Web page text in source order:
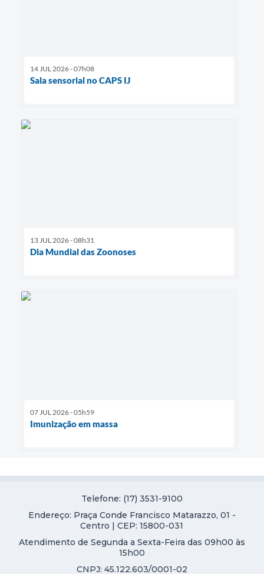
14 JUL 2026 - 07h08
Sala sensorial no CAPS IJ
13 JUL 2026 - 08h31
Dia Mundial das Zoonoses
07 JUL 2026 - 05h59
Imunização em massa
Telefone: (17) 3531-9100
Endereço: Praça Conde Francisco Matarazzo, 01 -
Centro | CEP: 15800-031
Atendimento de Segunda a Sexta-Feira das 09h00 às
15h00
CNPJ: 45.122.603/0001-02